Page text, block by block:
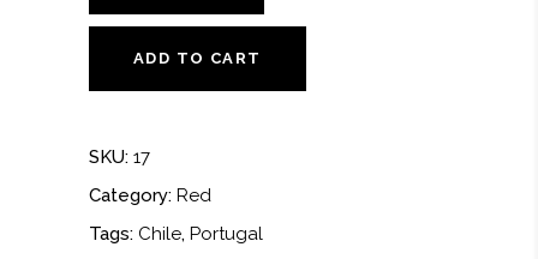
quantity
ADD TO CART
SKU: 17
Category: Red
Tags: Chile, Portugal